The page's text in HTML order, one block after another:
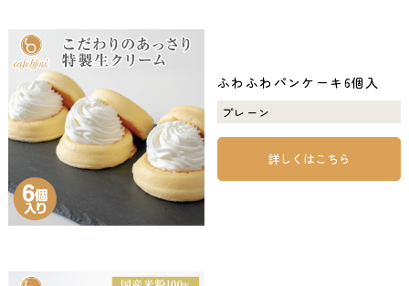
ふわふわパンケーキ6個入
プレーン
詳しくはこちら